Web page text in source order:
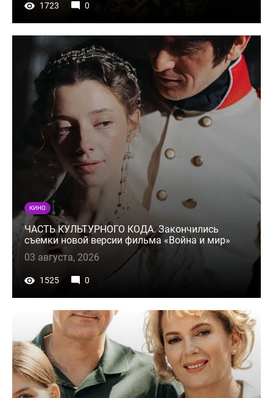
1723 0
КИНО
ЧАСТЬ КУЛЬТУРНОГО КОДА. Закончились
съемки новой версии фильма «Война и мир»
03 августа, 2026
1525 0